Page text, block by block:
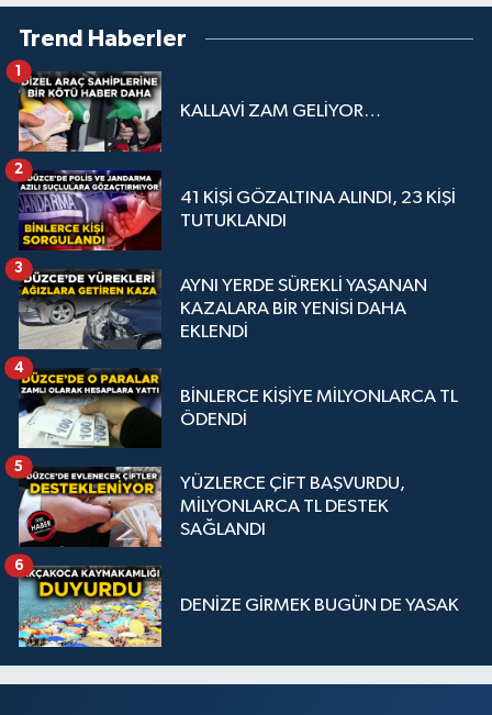
Trend Haberler
KALLAVİ ZAM GELİYOR…
1
41 KİŞİ GÖZALTINA ALINDI, 23 KİŞİ
TUTUKLANDI
2
AYNI YERDE SÜREKLİ YAŞANAN
KAZALARA BİR YENİSİ DAHA
EKLENDİ
3
BİNLERCE KİŞİYE MİLYONLARCA TL
ÖDENDİ
4
YÜZLERCE ÇİFT BAŞVURDU,
MİLYONLARCA TL DESTEK
SAĞLANDI
5
DENİZE GİRMEK BUGÜN DE YASAK
6